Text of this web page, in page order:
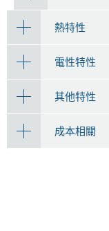
熱特性
電性特性
其他特性
成本相關